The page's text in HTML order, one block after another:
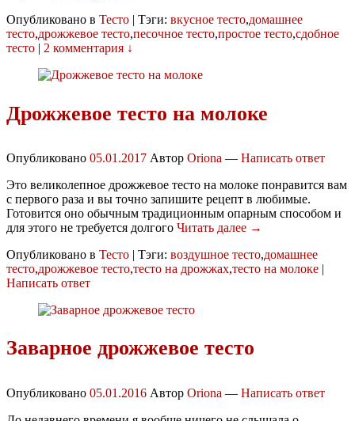
Опубликовано в Тесто | Тэги: вкусное тесто,домашнее
тесто,дрожжевое тесто,песочное тесто,простое тесто,сдобное
тесто | 2 комментария ↓
Дрожжевое тесто на молоке
Опубликовано 05.01.2017 Автор Oriona — Написать ответ
Это великолепное дрожжевое тесто на молоке понравится вам
с первого раза и вы точно запишите рецепт в любимые.
Готовится оно обычным традиционным опарным способом и
для этого не требуется долгого Читать далее →
Опубликовано в Тесто | Тэги: воздушное тесто,домашнее
тесто,дрожжевое тесто,тесто на дрожжах,тесто на молоке |
Написать ответ
Заварное дрожжевое тесто
Опубликовано 05.01.2016 Автор Oriona — Написать ответ